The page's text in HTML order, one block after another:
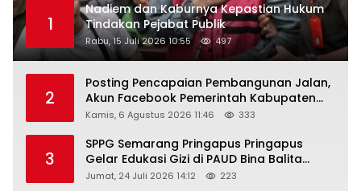
1
Nadiem dan Kaburnya Kepastian Hukum
Tindakan Pejabat Publik
Rabu, 15 Juli 2026 10:55 497
2
Posting Pencapaian Pembangunan Jalan,
Akun Facebook Pemerintah Kabupaten
Rembang “Dirujak” Warganet
Kamis, 6 Agustus 2026 11:46 333
3
SPPG Semarang Pringapus Pringapus
Gelar Edukasi Gizi di PAUD Bina Balita
Peringati Hari Anak Nasional 2026
Jumat, 24 Juli 2026 14:12 223